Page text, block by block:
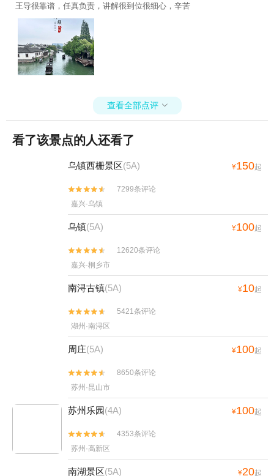
莲庄码头+南浔桥宴+西塘古镇-环秀桥+西塘古
镇-安善桥+濮院时尚古镇-北更楼+南北湖景区-观
景平台+海盐南北湖景区-观音山1日游
王导很靠谱，任真负责，讲解很到位很细心，辛苦
查看全部点评 
看了该景点的人还看了
乌镇西栅景区(5A) ¥150起


7299条评论
嘉兴·乌镇
乌镇(5A) ¥100起


12620条评论
嘉兴·桐乡市
南浔古镇(5A) ¥10起


5421条评论
湖州·南浔区
周庄(5A) ¥100起


8650条评论
苏州·昆山市
苏州乐园(4A) ¥100起


4353条评论
苏州·高新区
南湖景区(5A) ¥20起